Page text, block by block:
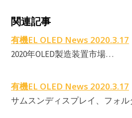
関連記事
有機EL OLED News 2020.3.17
2020年OLED製造装置市場…
有機EL OLED News 2020.3.17
サムスンディスプレイ、フォ